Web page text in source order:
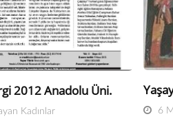
2012 Anadolu Üni.
Kadınlar
6